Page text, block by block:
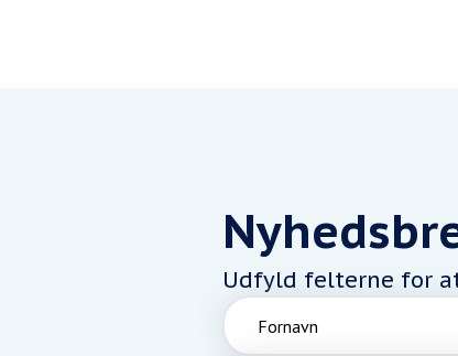
Udfyld felterne for
Fornavn
Efternavn
Email